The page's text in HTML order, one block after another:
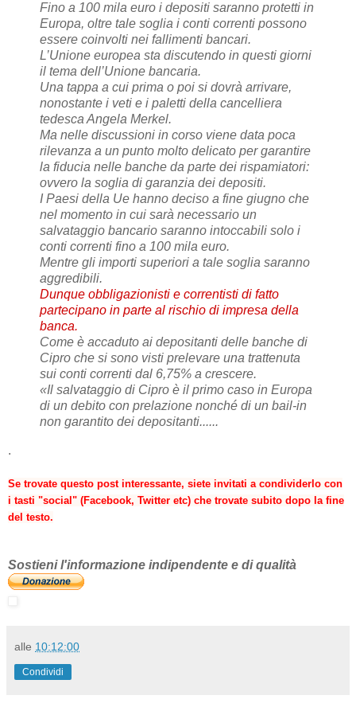
Fino a 100 mila euro i depositi saranno protetti in
Europa, oltre tale soglia i conti correnti possono
essere coinvolti nei fallimenti bancari.
L’Unione europea sta discutendo in questi giorni
il tema dell’Unione bancaria.
Una tappa a cui prima o poi si dovrà arrivare,
nonostante i veti e i paletti della cancelliera
tedesca Angela Merkel.
Ma nelle discussioni in corso viene data poca
rilevanza a un punto molto delicato per garantire
la fiducia nelle banche da parte dei rispamiatori:
ovvero la soglia di garanzia dei depositi.
I Paesi della Ue hanno deciso a fine giugno che
nel momento in cui sarà necessario un
salvataggio bancario saranno intoccabili solo i
conti correnti fino a 100 mila euro.
Mentre gli importi superiori a tale soglia saranno
aggredibili.
Dunque obbligazionisti e correntisti di fatto
partecipano in parte al rischio di impresa della
banca.
Come è accaduto ai depositanti delle banche di
Cipro che si sono visti prelevare una trattenuta
sui conti correnti dal 6,75% a crescere.
«Il salvataggio di Cipro è il primo caso in Europa
di un debito con prelazione nonché di un bail-in
non garantito dei depositanti......
.
Se trovate questo post interessante, siete invitati a condividerlo con
i tasti "social" (Facebook, Twitter etc) che trovate subito dopo la fine
del testo.
Sostieni l'informazione indipendente e di qualità
alle 10:12:00
Condividi